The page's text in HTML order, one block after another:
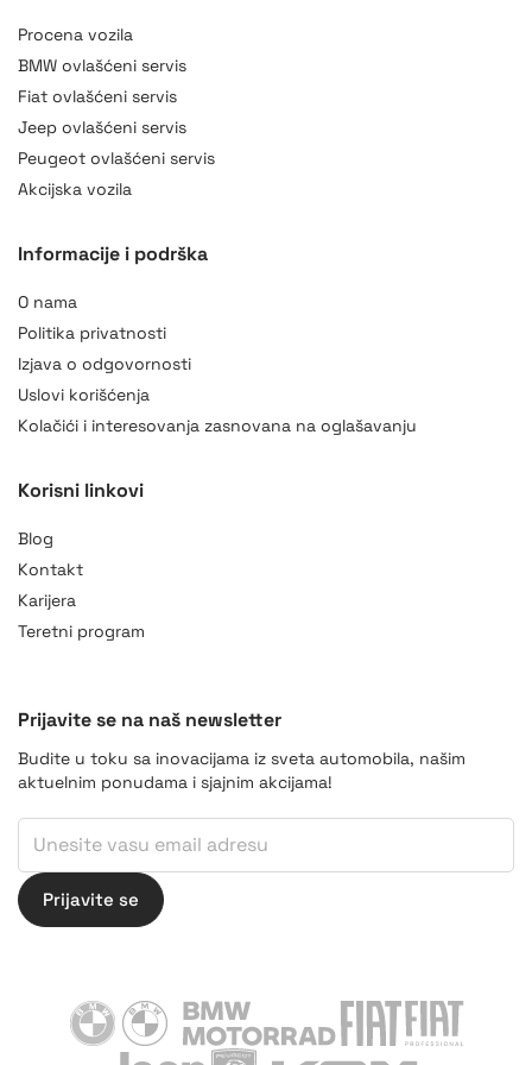
Procena vozila
BMW ovlašćeni servis
Fiat ovlašćeni servis
Jeep ovlašćeni servis
Peugeot ovlašćeni servis
Akcijska vozila
Informacije i podrška
O nama
Politika privatnosti
Izjava o odgovornosti
Uslovi korišćenja
Kolačići i interesovanja zasnovana na oglašavanju
Korisni linkovi
Blog
Kontakt
Karijera
Teretni program
Prijavite se na naš newsletter
Budite u toku sa inovacijama iz sveta automobila, našim
aktuelnim ponudama i sjajnim akcijama!
Email
Email
Email
Prijavite se
BMW BMW Motorrad Fiat Fiat
Jeep PeugeotKGM